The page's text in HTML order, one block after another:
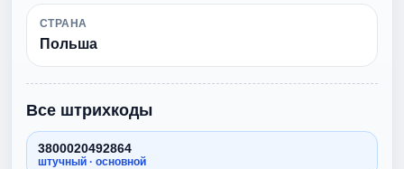
СТРАНА
Польша
Все штрихкоды
3800020492864
штучный · основной